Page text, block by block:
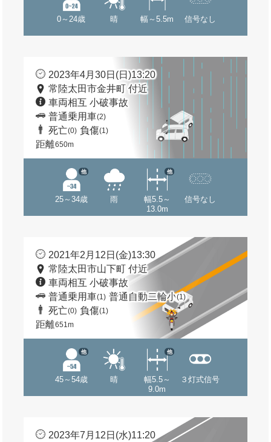
0～24歳 晴 幅～5.5m 信号なし
2023年4月30日(日)13:20
常陸太田市金井町 付近
車両相互 小破事故
普通乗用車(2)
死亡(0) 負傷(1)
距離650m
25～34歳
他
雨
幅5.5～
13.0m
他
信号なし
2021年2月12日(金)13:30
常陸太田市山下町 付近
車両相互 小破事故
普通乗用車(1) 普通自動二輪小(1)
死亡(0) 負傷(1)
距離651m
45～54歳
他
晴
幅5.5～
9.0m
他
３灯式信号
2023年7月12日(水)11:20